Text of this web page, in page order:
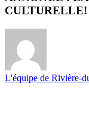
CULTURELLE!
L'équipe de Rivière-